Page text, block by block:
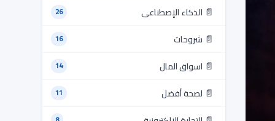
📄 الذكاء الإصطناعى 26
📄 شروحات 16
📄 اسواق المال 14
📄 لصحة أفضل 11